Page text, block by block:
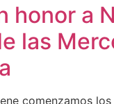
honor a
las
comenzamos